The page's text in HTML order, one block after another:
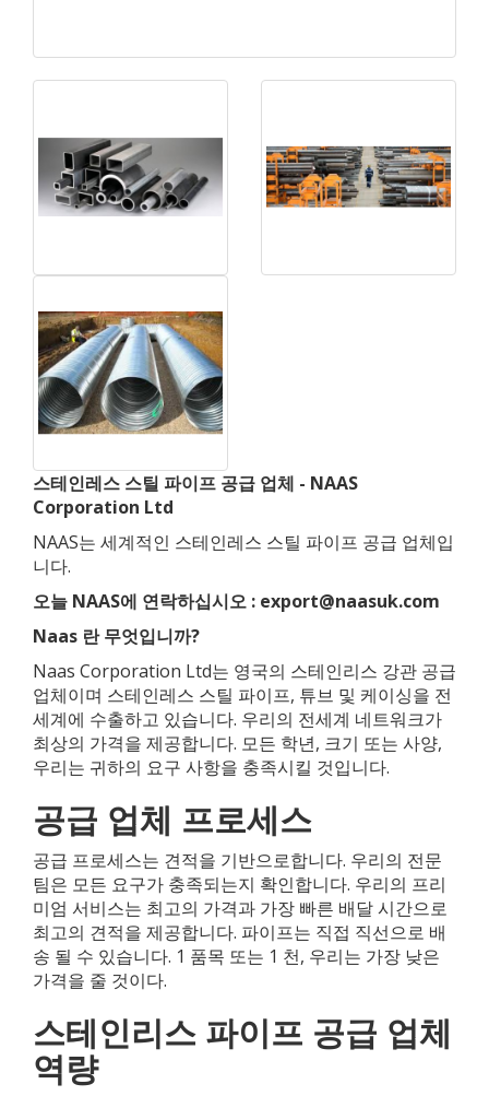
스테인레스 스틸 파이프 공급 업체 - NAAS
Corporation Ltd
NAAS는 세계적인 스테인레스 스틸 파이프 공급 업체입
니다.
오늘 NAAS에 연락하십시오 : export@naasuk.com
Naas 란 무엇입니까?
Naas Corporation Ltd는 영국의 스테인리스 강관 공급
업체이며 스테인레스 스틸 파이프, 튜브 및 케이싱을 전
세계에 수출하고 있습니다. 우리의 전세계 네트워크가
최상의 가격을 제공합니다. 모든 학년, 크기 또는 사양,
우리는 귀하의 요구 사항을 충족시킬 것입니다.
공급 업체 프로세스
공급 프로세스는 견적을 기반으로합니다. 우리의 전문
팀은 모든 요구가 충족되는지 확인합니다. 우리의 프리
미엄 서비스는 최고의 가격과 가장 빠른 배달 시간으로
최고의 견적을 제공합니다. 파이프는 직접 직선으로 배
송 될 수 있습니다. 1 품목 또는 1 천, 우리는 가장 낮은
가격을 줄 것이다.
스테인리스 파이프 공급 업체
역량